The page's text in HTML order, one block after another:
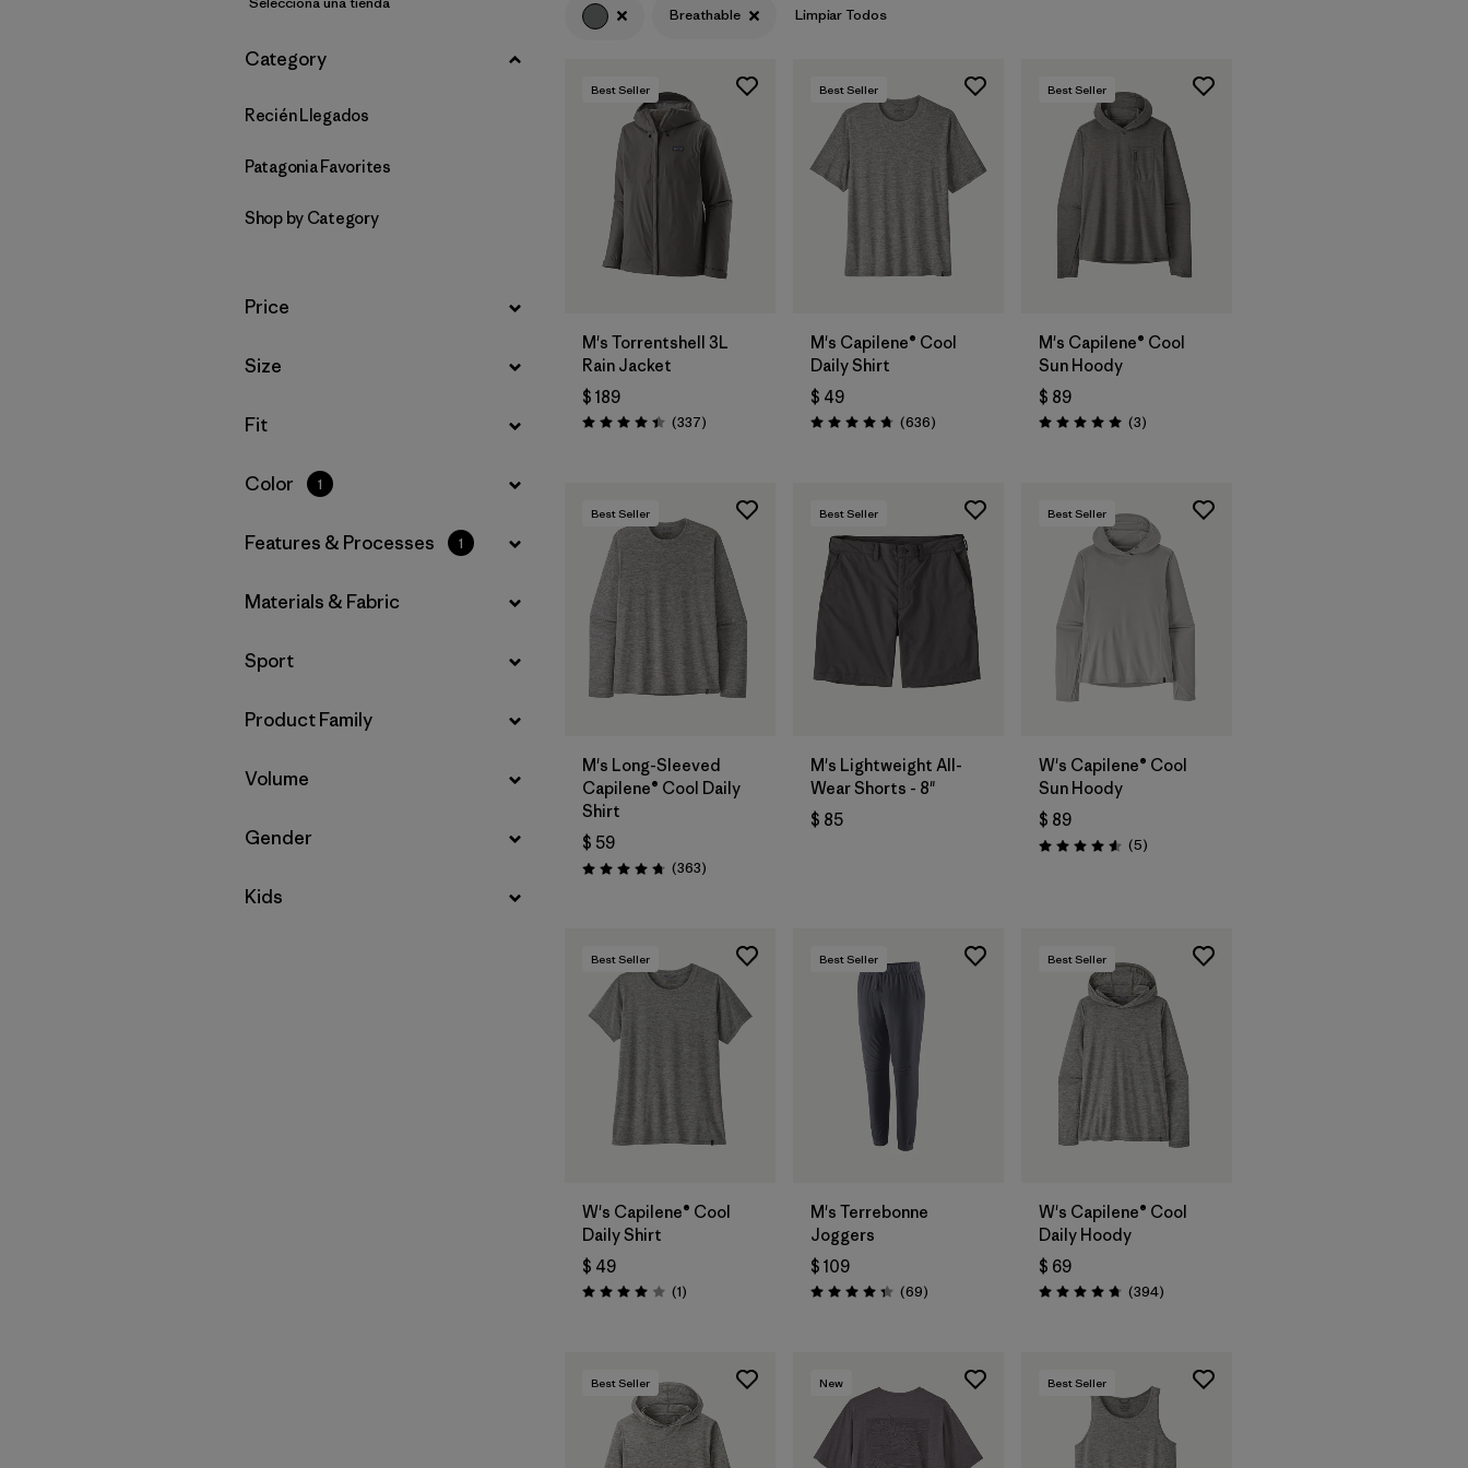
Filtrar por
Materials & Fabric
Product Family
Filtrar por
Filtrar por
Category
Recién Llegados
Patagonia Favorites
Shop by Category
Filtrar por
Price
Filtrar por
Size
Filtrar por
Fit
Filtrar por
Color 1
Filtrar por
Features & Processes 1
Filtrar por
Materials & Fabric
Filtrar por
Sport
Filtrar por
Product Family
Filtrar por
Volume
Filtrar por
Gender
Filtrar por
Kids
Breathable Limpiar Todos
Best Seller
M's Torrentshell 3L
Rain Jacket
$ 189
Valoración: 4.4 / 5
(337Comentarios
)
Best Seller
M's Capilene® Cool
Daily Shirt
$ 49
Valoración: 4.7 / 5
(636Comentarios
)
Best Seller
M's Capilene® Cool
Sun Hoody
$ 89
Valoración: 5.0 / 5
(3Comentarios
)
Best Seller
M's Long-Sleeved
Capilene® Cool Daily
Shirt
$ 59
Valoración: 4.7 / 5
(363Comentarios
)
Best Seller
M's Lightweight All-
Wear Shorts - 8"
$ 85
Best Seller
W's Capilene® Cool
Sun Hoody
$ 89
Valoración: 4.6 / 5
(5Comentarios
)
Best Seller
W's Capilene® Cool
Daily Shirt
$ 49
Valoración: 4.0 / 5
(1Comentarios
)
Best Seller
M's Terrebonne
Joggers
$ 109
Valoración: 4.3 / 5
(69Comentarios
)
Best Seller
W's Capilene® Cool
Daily Hoody
$ 69
Valoración: 4.7 / 5
(394Comentarios
)
Best Seller New Best Seller